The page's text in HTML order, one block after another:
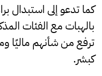
كما تدعو إلى استبدال
بالهبات مع الفئات
ترفع من شأنهم ماليًا
كبشر.